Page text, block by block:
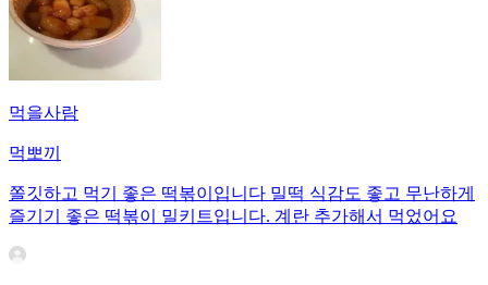
먹을사람
먹뽀끼
쫄깃하고 먹기 좋은 떡볶이입니다 밀떡 식감도 좋고 무난하게
즐기기 좋은 떡볶이 밀키트입니다. 계란 추가해서 먹었어요